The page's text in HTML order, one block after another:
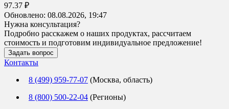
97.37 ₽
Обновлено: 08.08.2026, 19:47
Нужна консультация?
Подробно расскажем о наших продуктах, рассчитаем
стоимость и подготовим индивидуальное предложение!
Задать вопрос
Контакты
8 (499) 959-77-07 (Москва, область)
8 (800) 500-22-04 (Регионы)